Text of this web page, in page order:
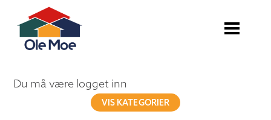
Du må være logget inn
VIS KATEGORIER